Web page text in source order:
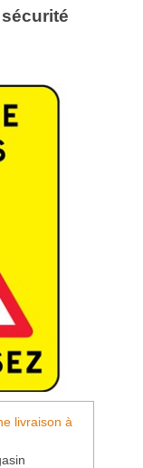
livraison à